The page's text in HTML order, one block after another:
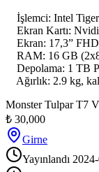
İşlemci: Intel
Ekran Kartı:
Ekran: 17,3”
RAM: 16 GB
Depolama: 1
Ağırlık: 2.9 kg,
Monster Tulpar T7
₺ 30,000
Girne
Yayınlandı